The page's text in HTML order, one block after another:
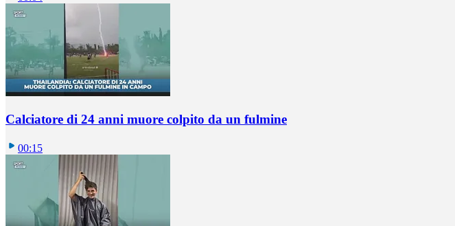
Calciatore di 24 anni muore colpito da un fulmine
00:15